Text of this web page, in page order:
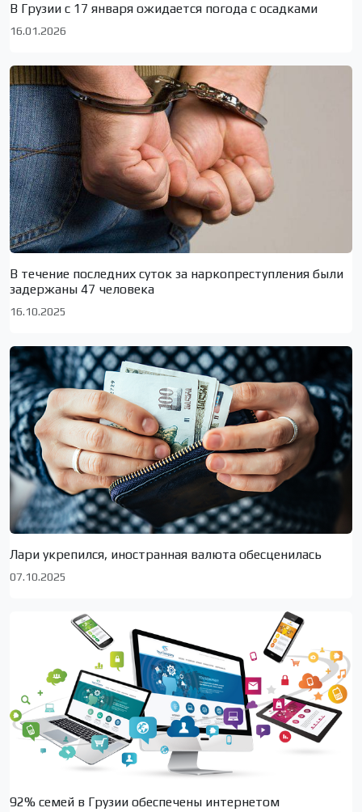
В Грузии с 17 января ожидается погода с осадками
16.01.2026
В течение последних суток за наркопреступления были
задержаны 47 человека
16.10.2025
Лари укрепился, иностранная валюта обесценилась
07.10.2025
92% семей в Грузии обеспечены интернетом